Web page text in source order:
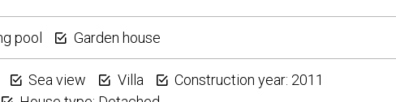
pool Garden house
Sea view Villa
Construction year: 2011